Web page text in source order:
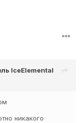
IceElemental
никакого